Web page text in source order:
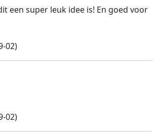
een super leuk idee is! En goed voor
02)
02)